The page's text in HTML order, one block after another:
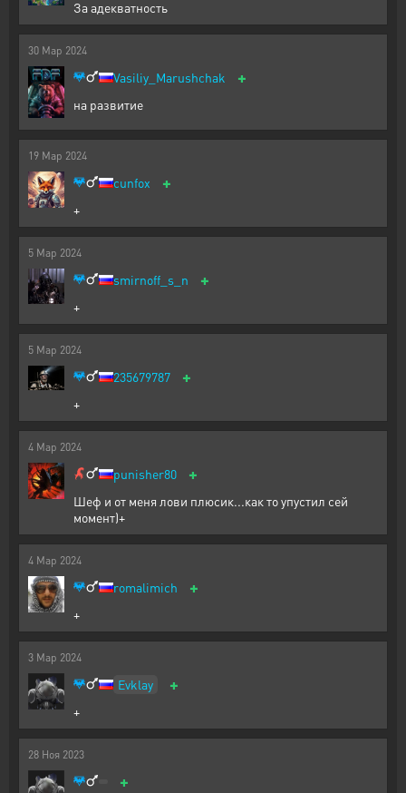
За адекватность
30 Мар 2024
Vasiliy_Marushchak +
на развитие
19 Мар 2024
cunfox +
+
5 Мар 2024
smirnoff_s_n +
+
5 Мар 2024
235679787 +
+
4 Мар 2024
punisher80 +
Шеф и от меня лови плюсик...как то упустил сей
момент)+
4 Мар 2024
romalimich +
+
3 Мар 2024
Evklay +
+
28 Ноя 2023
+